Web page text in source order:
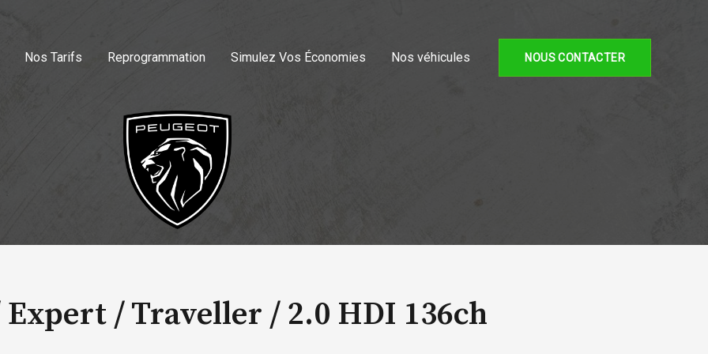
Nos Tarifs Reprogrammation Simulez Vos Économies Nos véhicules NOUS CONTACTER
Expert / Traveller / 2.0 HDI 136ch